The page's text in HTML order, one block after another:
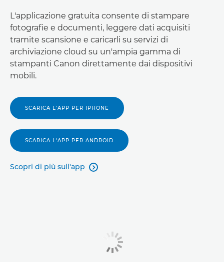
L'applicazione gratuita consente di stampare
fotografie e documenti, leggere dati acquisiti
tramite scansione e caricarli su servizi di
archiviazione cloud su un'ampia gamma di
stampanti Canon direttamente dai dispositivi
mobili.
SCARICA L'APP PER IPHONE
SCARICA L'APP PER ANDROID
Scopri di più sull'app 